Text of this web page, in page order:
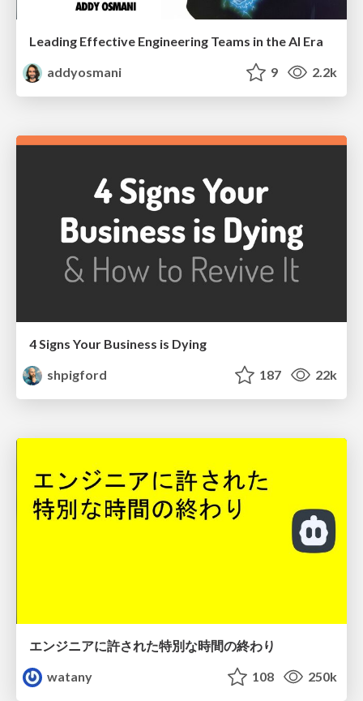
Leading Effective Engineering Teams in the AI Era
addyosmani
9 2.2k
4 Signs Your Business is Dying
shpigford
187 22k
エンジニアに許された特別な時間の終わり
watany
108 250k